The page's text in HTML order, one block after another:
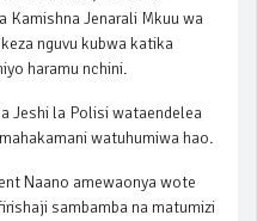
Kamishna Jenarali Mkuu wa
nguvu kubwa katika
haramu nchini.
Jeshi la Polisi wataendelea
watuhumiwa hao.
Naano amewaonya wote
sambamba na matumizi